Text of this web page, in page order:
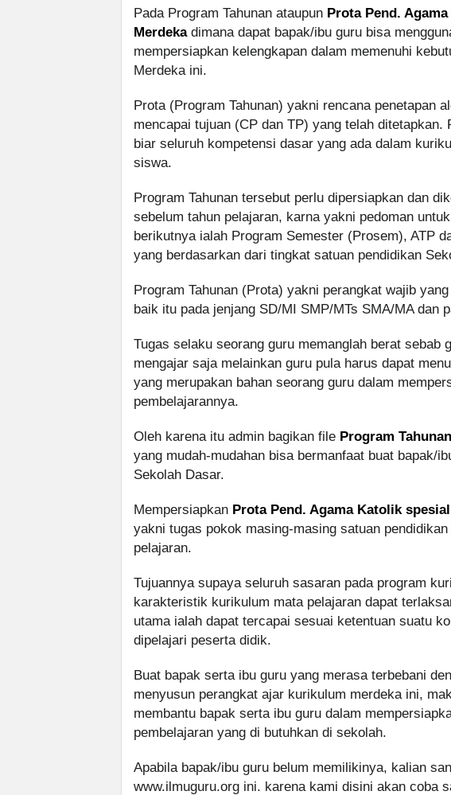
Pada Program Tahunan ataupun Prota Pend.
Merdekadimana dapat bapak/ibu guru bisa
mempersiapkan kelengkapan dalam memenuhi
Merdeka ini.
Prota (Program Tahunan) yakni rencana penetapan
mencapai tujuan (CP dan TP) yang telah
biar seluruh kompetensi dasar yang ada dalam
siswa.
Program Tahunan tersebut perlu dipersiapkan dan
sebelum tahun pelajaran, karna yakni pedoman
berikutnya ialah Program Semester (Prosem), ATP
yang berdasarkan dari tingkat satuan pendidikan
Program Tahunan (Prota) yakni perangkat wajib
baik itu pada jenjang SD/MI SMP/MTs SMA/MA dan
Tugas selaku seorang guru memanglah berat sebab
mengajar saja melainkan guru pula harus dapat
yang merupakan bahan seorang guru dalam
pembelajarannya.
Oleh karena itu admin bagikan file Program
yang mudah-mudahan bisa bermanfaat buat bapak/
Sekolah Dasar.
Mempersiapkan Prota Pend. Agama Katolik
yakni tugas pokok masing-masing satuan
pelajaran.
Tujuannya supaya seluruh sasaran pada program
karakteristik kurikulum mata pelajaran dapat
utama ialah dapat tercapai sesuai ketentuan suatu
dipelajari peserta didik.
Buat bapak serta ibu guru yang merasa terbebani
menyusun perangkat ajar kurikulum merdeka ini,
membantu bapak serta ibu guru dalam
pembelajaran yang di butuhkan di sekolah.
Apabila bapak/ibu guru belum memilikinya, kalian
www.ilmuguru.org ini. karena kami disini akan coba